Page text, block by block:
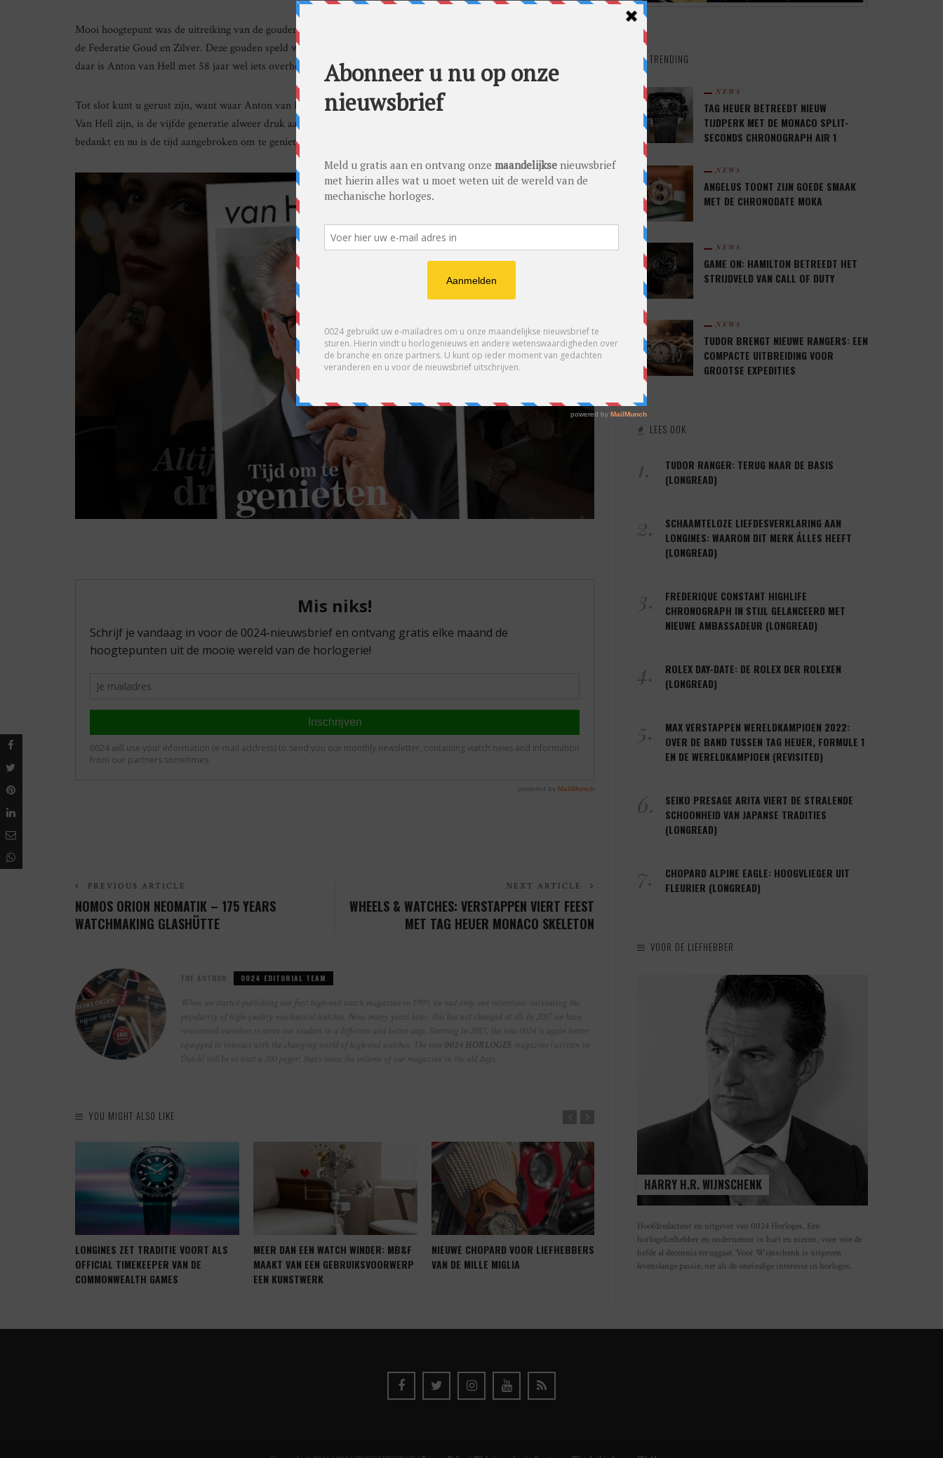
Mooi hoogtepunt was de uitreiking van de gouden federatie spelt mét diamant door Patrick Thio, de directeur van
de Federatie Goud en Zilver. Deze gouden speld wordt normaliter uitgereikt op speciaal verzoek bij 40 dienstjaren,
daar is Anton van Hell met 58 jaar wel iets overheen gegaan….!
Tot slot kunt u gerust zijn, want waar Anton van Hell in Amersfoort en Ab van Hell in Apeldoorn de 3e generatie
Van Hell zijn, is de vijfde generatie alweer druk aan het werk deze prachtige bedrijven verder uit te bouwen. Anton
bedankt en nu is de tijd aangebroken om te genieten!
PREVIOUS ARTICLE
NOMOS ORION NEOMATIK – 175 YEARS
WATCHMAKING GLASHÜTTE
NEXT ARTICLE
WHEELS & WATCHES: VERSTAPPEN VIERT FEEST
MET TAG HEUER MONACO SKELETON
THE AUTHOR 0024 EDITORIAL TEAM
When we started publishing our first high-end watch magazine in 1999, we had only one intention: increasing the
popularity of high-quality mechanical watches. Now, many years later, this has not changed at all. In 2017 we have
reinvented ourselves to serve our readers in a different and better way. Starting in 2017, the new 0024 is again better
equipped to interact with the changing world of high-end watches. The new 0024 HORLOGES magazine (written in
Dutch) will be at least a 200 pager: that’s twice the volume of our magazine in the old days.
YOU MIGHT ALSO LIKE
LONGINES ZET TRADITIE VOORT ALS
OFFICIAL TIMEKEEPER VAN DE
COMMONWEALTH GAMES
MEER DAN EEN WATCH WINDER: MB&F
MAAKT VAN EEN GEBRUIKSVOORWERP
EEN KUNSTWERK
NIEUWE CHOPARD VOOR LIEFHEBBERS
VAN DE MILLE MIGLIA
BELL & ROSS LAAT DE TIJD LANDEN
MET DE SPECTACULAIRE BR-03
OMEGA’S NIEUWE MOONSWATCH
MAANLANDING MET MOONSHINE
TRENDING
NEWS
TAG HEUER BETREEDT NIEUW
TIJDPERK MET DE MONACO SPLIT-
SECONDS CHRONOGRAPH AIR 1
NEWS
ANGELUS TOONT ZIJN GOEDE SMAAK
MET DE CHRONODATE MOKA
NEWS
GAME ON: HAMILTON BETREEDT HET
STRIJDVELD VAN CALL OF DUTY
NEWS
TUDOR BRENGT NIEUWE RANGERS: EEN
COMPACTE UITBREIDING VOOR
GROOTSE EXPEDITIES
LEES OOK
1.
TUDOR RANGER: TERUG NAAR DE BASIS
(LONGREAD)
2.
SCHAAMTELOZE LIEFDESVERKLARING AAN
LONGINES: WAAROM DIT MERK ÁLLES HEEFT
(LONGREAD)
3.
FREDERIQUE CONSTANT HIGHLIFE
CHRONOGRAPH IN STIJL GELANCEERD MET
NIEUWE AMBASSADEUR (LONGREAD)
4.
ROLEX DAY-DATE: DE ROLEX DER ROLEXEN
(LONGREAD)
5.
MAX VERSTAPPEN WERELDKAMPIOEN 2022:
OVER DE BAND TUSSEN TAG HEUER, FORMULE 1
EN DE WERELDKAMPIOEN (REVISITED)
6.
SEIKO PRESAGE ARITA VIERT DE STRALENDE
SCHOONHEID VAN JAPANSE TRADITIES
(LONGREAD)
7.
CHOPARD ALPINE EAGLE: HOOGVLIEGER UIT
FLEURIER (LONGREAD)
VOOR DE LIEFHEBBER
HARRY H.R. WIJNSCHENK
Hoofdredacteur en uitgever van 0024 Horloges. Een
horlogeliefhebber en ondernemer in hart en nieren, voor wie de
liefde al decennia teruggaat. Voor Wijnschenk is uitgeven
levenslange passie, net als de oneindige interesse in horloges.